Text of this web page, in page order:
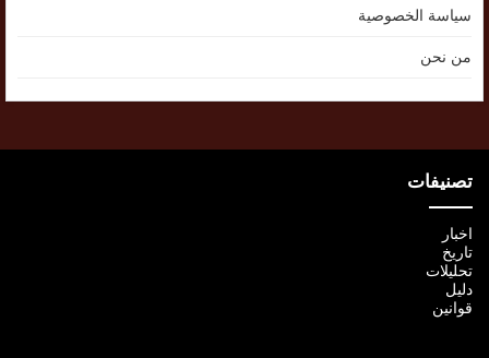
سياسة الخصوصية
من نحن
تصنيفات
اخبار
تاريخ
تحليلات
دليل
قوانين